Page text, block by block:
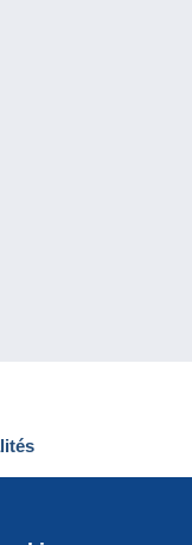
Delcampe